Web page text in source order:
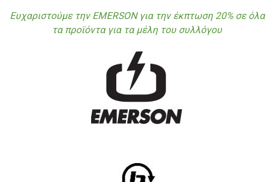
Ευχαριστούμε την EMERSON για την έκπτωση 20% σε όλα
τα προϊόντα για τα μέλη του συλλόγου